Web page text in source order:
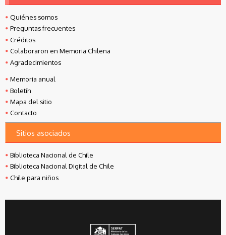
Quiénes somos
Preguntas frecuentes
Créditos
Colaboraron en Memoria Chilena
Agradecimientos
Memoria anual
Boletín
Mapa del sitio
Contacto
Sitios asociados
Biblioteca Nacional de Chile
Biblioteca Nacional Digital de Chile
Chile para niños